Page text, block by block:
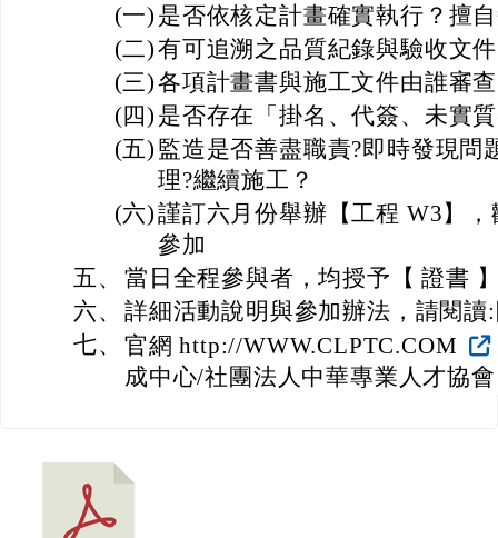
(一) 是否依核定計畫確實執行？擅
(二)有可追溯之品質紀錄與驗收文
(三)各項計畫書與施工文件由誰審
(四) 是否存在「掛名、代簽、未實
(五) 監造是否善盡職責?即時發現問
理?繼續施工？
(六)謹訂六月份舉辦【工程 W3】
參加
五、 當日全程參與者，均授予【 證書
六、 詳細活動說明與參加辦法，請閱讀
七、 官網 http://WWW.CLPTC.COM
成中心/社團法人中華專業人才協